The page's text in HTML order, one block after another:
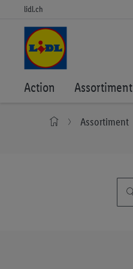
lidl.ch
Action Assortiment
Assortiment